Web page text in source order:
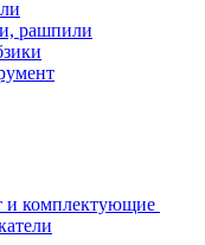
рашпили
комплектующие